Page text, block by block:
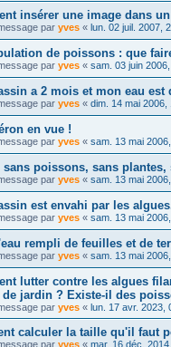
insérer une image dans
par yves « lun. 02 juil. 2007,
de poissons : que
par yves « sam. 03 juin
a 2 mois et mon eau est
par yves « dim. 14 mai 2006,
en vue !
par yves « sam. 13 mai
sans poissons, sans plantes,
par yves « sam. 13 mai 2006,
est envahi par les
par yves « sam. 13 mai
rempli de feuilles et de
par yves « sam. 13 mai
lutter contre les algues
de jardin ? Existe-il des
par yves « lun. 17 avr. 2023,
calculer la taille qu'il faut
par yves « mar. 16 déc.